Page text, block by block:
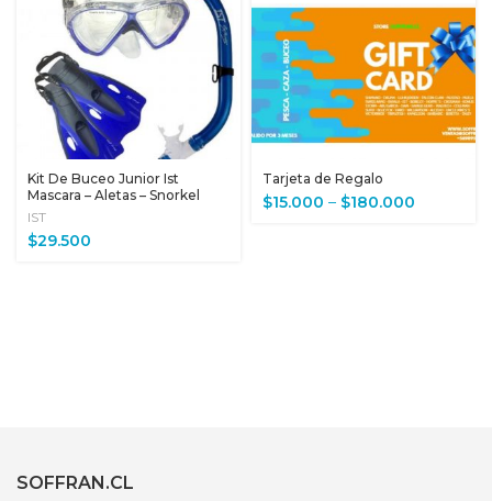
Kit De Buceo Junior Ist
Mascara – Aletas – Snorkel
IST
$29.500
Tarjeta de Regalo
$15.000 – $180.000
SOFFRAN.CL